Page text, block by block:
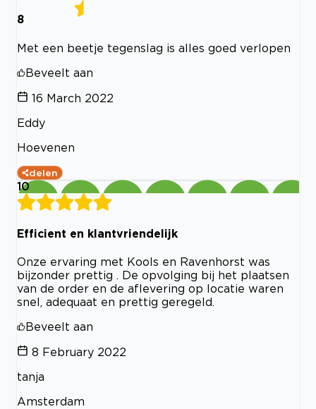
8
Met een beetje tegenslag is alles goed verlopen
Beveelt aan
16 March 2022
Eddy
Hoevenen
delen
10
Efficient en klantvriendelijk
Onze ervaring met Kools en Ravenhorst was
bijzonder prettig . De opvolging bij het plaatsen
van de order en de aflevering op locatie waren
snel, adequaat en prettig geregeld.
Beveelt aan
8 February 2022
tanja
Amsterdam